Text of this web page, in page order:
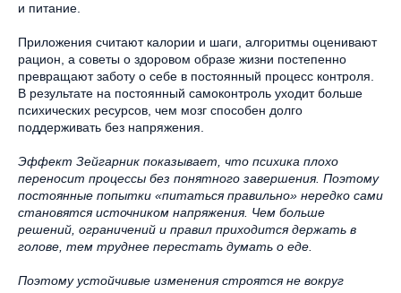
и питание.
Приложения считают калории и шаги, алгоритмы оценивают
рацион, а советы о здоровом образе жизни постепенно
превращают заботу о себе в постоянный процесс контроля.
В результате на постоянный самоконтроль уходит больше
психических ресурсов, чем мозг способен долго
поддерживать без напряжения.
Эффект Зейгарник показывает, что психика плохо
переносит процессы без понятного завершения. Поэтому
постоянные попытки «питаться правильно» нередко сами
становятся источником напряжения. Чем больше
решений, ограничений и правил приходится держать в
голове, тем труднее перестать думать о еде.
Поэтому устойчивые изменения строятся не вокруг